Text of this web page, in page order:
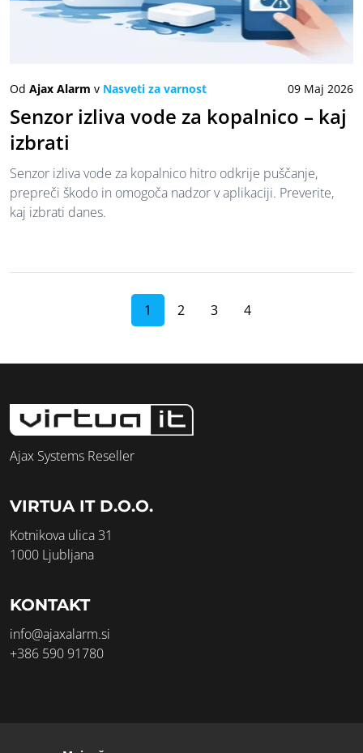
Od Ajax Alarm v Nasveti za varnost 09 Maj 2026
Senzor izliva vode za kopalnico – kaj
izbrati
Senzor izliva vode za kopalnico hitro odkrije puščanje,
prepreči škodo in omogoča nadzor v aplikaciji. Preverite,
kaj izbrati danes.
1 2 3 4
Ajax Systems Reseller
VIRTUA IT D.O.O.
Kotnikova ulica 31
1000 Ljubljana
KONTAKT
info@ajaxalarm.si
+386 590 91780